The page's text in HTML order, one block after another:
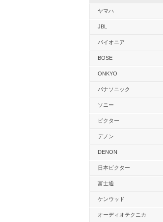
ヤマハ
JBL
パイオニア
BOSE
ONKYO
パナソニック
ソニー
ビクター
デノン
DENON
日本ビクター
富士通
ケンウッド
オーディオテクニカ